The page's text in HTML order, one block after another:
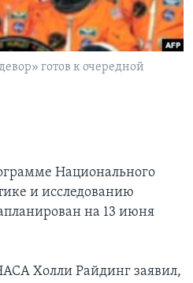
готов к очередной
Национального
и исследованию
на 13 июня
Холли Райдинг заявил,